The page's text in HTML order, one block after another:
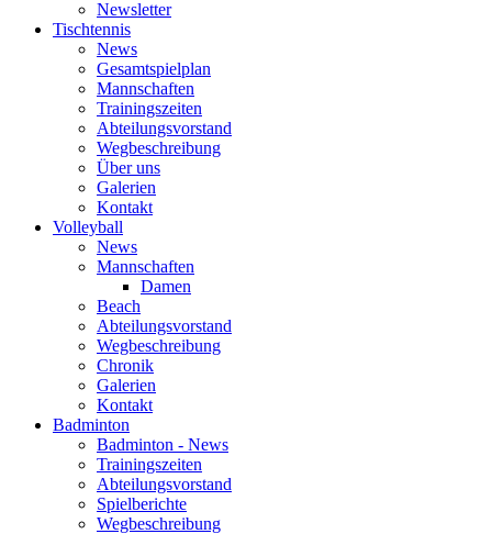
Newsletter
Tischtennis
News
Gesamtspielplan
Mannschaften
Trainingszeiten
Abteilungsvorstand
Wegbeschreibung
Über uns
Galerien
Kontakt
Volleyball
News
Mannschaften
Damen
Beach
Abteilungsvorstand
Wegbeschreibung
Chronik
Galerien
Kontakt
Badminton
Badminton - News
Trainingszeiten
Abteilungsvorstand
Spielberichte
Wegbeschreibung